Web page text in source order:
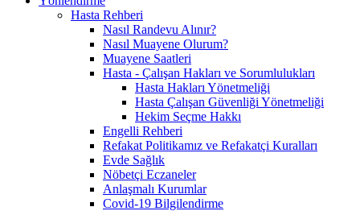
Hasta Rehberi
Nasıl Randevu Alınır?
Nasıl Muayene Olurum?
Muayene Saatleri
Hasta - Çalışan Hakları ve Sorumlulukları
Hasta Hakları Yönetmeliği
Hasta Çalışan Güvenliği Yönetmeliği
Hekim Seçme Hakkı
Engelli Rehberi
Refakat Politikamız ve Refakatçi Kuralları
Evde Sağlık
Nöbetçi Eczaneler
Anlaşmalı Kurumlar
Covid-19 Bilgilendirme